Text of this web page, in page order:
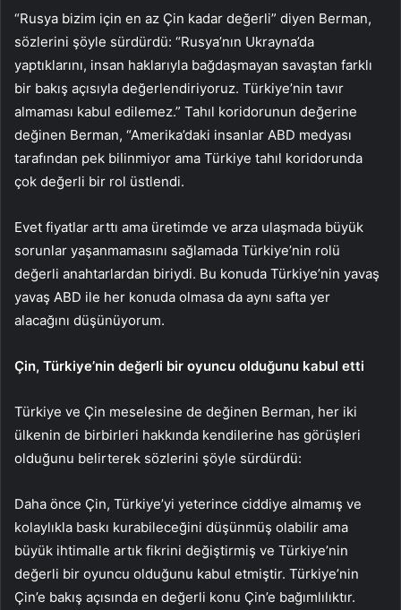
“Rusya bizim için en az Çin kadar değerli” diyen Berman,
sözlerini şöyle sürdürdü: “Rusya’nın Ukrayna’da
yaptıklarını, insan haklarıyla bağdaşmayan savaştan farklı
bir bakış açısıyla değerlendiriyoruz. Türkiye’nin tavır
almaması kabul edilemez.” Tahıl koridorunun değerine
değinen Berman, “Amerika’daki insanlar ABD medyası
tarafından pek bilinmiyor ama Türkiye tahıl koridorunda
çok değerli bir rol üstlendi.
Evet fiyatlar arttı ama üretimde ve arza ulaşmada büyük
sorunlar yaşanmamasını sağlamada Türkiye’nin rolü
değerli anahtarlardan biriydi. Bu konuda Türkiye’nin yavaş
yavaş ABD ile her konuda olmasa da aynı safta yer
alacağını düşünüyorum.
Çin, Türkiye’nin değerli bir oyuncu olduğunu kabul etti
Türkiye ve Çin meselesine de değinen Berman, her iki
ülkenin de birbirleri hakkında kendilerine has görüşleri
olduğunu belirterek sözlerini şöyle sürdürdü:
Daha önce Çin, Türkiye’yi yeterince ciddiye almamış ve
kolaylıkla baskı kurabileceğini düşünmüş olabilir ama
büyük ihtimalle artık fikrini değiştirmiş ve Türkiye’nin
değerli bir oyuncu olduğunu kabul etmiştir. Türkiye’nin
Çin’e bakış açısında en değerli konu Çin’e bağımlılıktır.